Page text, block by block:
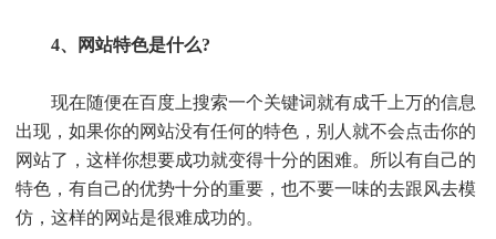
4、网站特色是什么?
现在随便在百度上搜索一个关键词就有成千上万的信息
出现，如果你的网站没有任何的特色，别人就不会点击你的
网站了，这样你想要成功就变得十分的困难。所以有自己的
特色，有自己的优势十分的重要，也不要一味的去跟风去模
仿，这样的网站是很难成功的。